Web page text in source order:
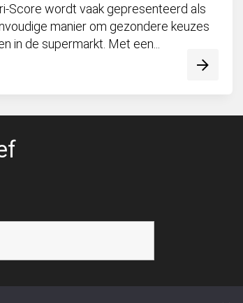
Score wordt vaak gepresenteerd als
manier om gezondere keuzes
in de supermarkt. Met een...